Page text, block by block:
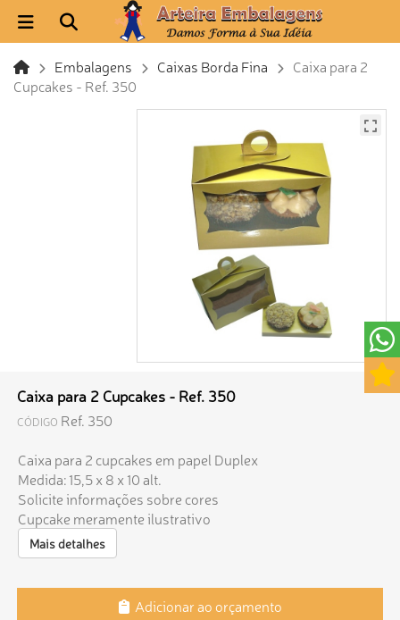
Embalagens Caixas Borda Fina
Caixa para 2
Cupcakes - Ref. 350
Caixa para 2 Cupcakes - Ref. 350
CÓDIGO Ref. 350
Caixa para 2 cupcakes em papel Duplex
Medida: 15,5 x 8 x 10 alt.
Solicite informações sobre cores
Cupcake meramente ilustrativo
Mais detalhes
Adicionar ao orçamento